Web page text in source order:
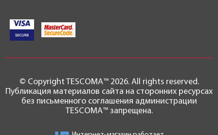
© Copyright TESCOMA™ 2026. All rights reserved.
Публикация материалов сайта на сторонних ресурсах
без письменного соглашения администрации
TESCOMA™ запрещена.